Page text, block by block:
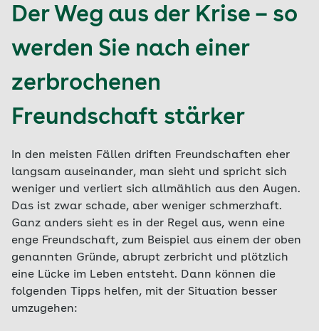
Der Weg aus der Krise – so
werden Sie nach einer
zerbrochenen
Freundschaft stärker
In den meisten Fällen driften Freundschaften eher
langsam auseinander, man sieht und spricht sich
weniger und verliert sich allmählich aus den Augen.
Das ist zwar schade, aber weniger schmerzhaft.
Ganz anders sieht es in der Regel aus, wenn eine
enge Freundschaft, zum Beispiel aus einem der oben
genannten Gründe, abrupt zerbricht und plötzlich
eine Lücke im Leben entsteht. Dann können die
folgenden Tipps helfen, mit der Situation besser
umzugehen: